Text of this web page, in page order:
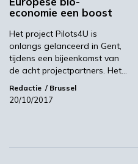
‘Grote groeikansen Europese
economie een boost
Het project Pilots4U is
onlangs gelanceerd in Gent,
tijdens een bijeenkomst van
de acht projectpartners. Het…
Redactie Brussel
20/10/2017